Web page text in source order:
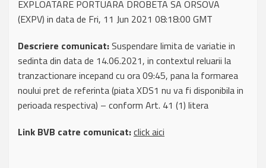
EXPLOATARE PORTUARA DROBETA SA ORSOVA
(EXPV) in data de Fri, 11 Jun 2021 08:18:00 GMT
Descriere comunicat:Suspendare limita de variatie in
sedinta din data de 14.06.2021, in contextul reluarii la
tranzactionare incepand cu ora 09:45, pana la formarea
noului pret de referinta (piata XDS1 nu va fi disponibila in
perioada respectiva) – conform Art. 41 (1) litera
Link BVB catre comunicat:click aici